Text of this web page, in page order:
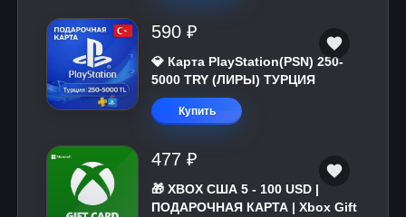
590 ₽
💎 Карта PlayStation(PSN) 250-
5000 TRY (ЛИРЫ) ТУРЦИЯ
Купить
477 ₽
🎁 XBOX США 5 - 100 USD |
ПОДАРОЧНАЯ КАРТА | Xbox Gift